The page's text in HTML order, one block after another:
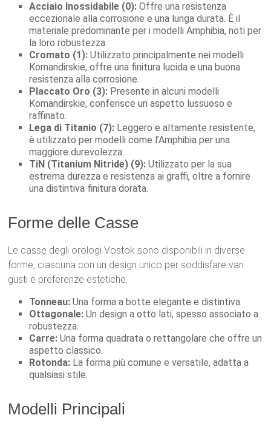
Acciaio Inossidabile (0): Offre una resistenza
eccezionale alla corrosione e una lunga durata. È il
materiale predominante per i modelli Amphibia, noti per
la loro robustezza.
Cromato (1): Utilizzato principalmente nei modelli
Komandirskie, offre una finitura lucida e una buona
resistenza alla corrosione.
Placcato Oro (3): Presente in alcuni modelli
Komandirskie, conferisce un aspetto lussuoso e
raffinato.
Lega di Titanio (7): Leggero e altamente resistente,
è utilizzato per modelli come l’Amphibia per una
maggiore durevolezza.
TiN (Titanium Nitride) (9): Utilizzato per la sua
estrema durezza e resistenza ai graffi, oltre a fornire
una distintiva finitura dorata.
Forme delle Casse
Le casse degli orologi Vostok sono disponibili in diverse
forme, ciascuna con un design unico per soddisfare vari
gusti e preferenze estetiche:
Tonneau: Una forma a botte elegante e distintiva.
Ottagonale: Un design a otto lati, spesso associato a
robustezza.
Carre: Una forma quadrata o rettangolare che offre un
aspetto classico.
Rotonda: La forma più comune e versatile, adatta a
qualsiasi stile.
Modelli Principali